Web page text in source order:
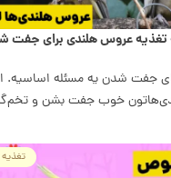
تغذیه عروس هلندی برای جفت
جفت شدن یه مسئله اساسیه.
خوب جفت بشن و
تغذیه‌شون...
تغذیه